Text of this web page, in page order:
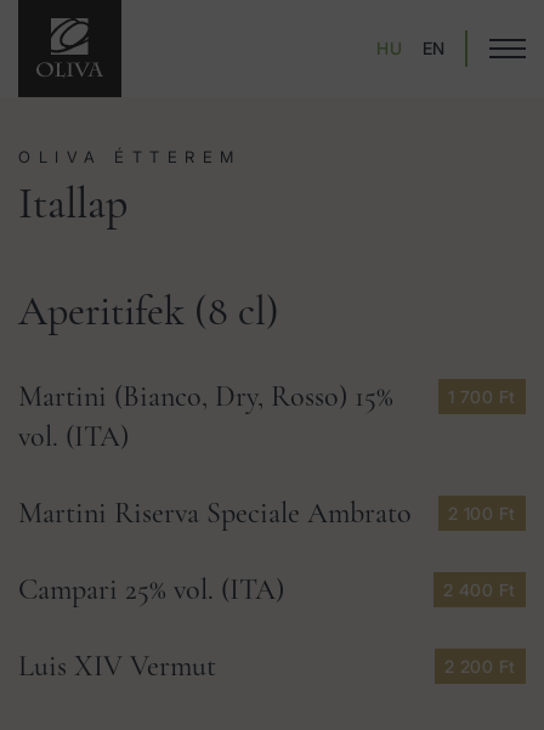
HU EN
OLIVA ÉTTEREM
Itallap
Aperitifek (8 cl)
1 700 Ft
Martini (Bianco, Dry, Rosso) 15%
vol. (ITA)
2 100 Ft
Martini Riserva Speciale Ambrato
2 400 Ft
Campari 25% vol. (ITA)
2 200 Ft
Luis XIV Vermut